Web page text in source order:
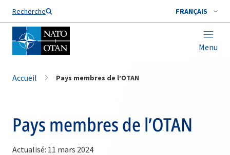
Recherche FRANÇAIS
Menu
Nom de famille*
Accueil Pays membres de l’OTAN
Pays membres de l’OTAN
Actualisé: 11 mars 2024